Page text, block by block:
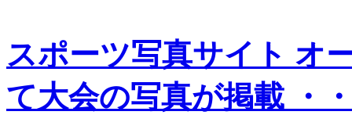
スポーツ写真サイト オ
て大会の写真が掲載 ・